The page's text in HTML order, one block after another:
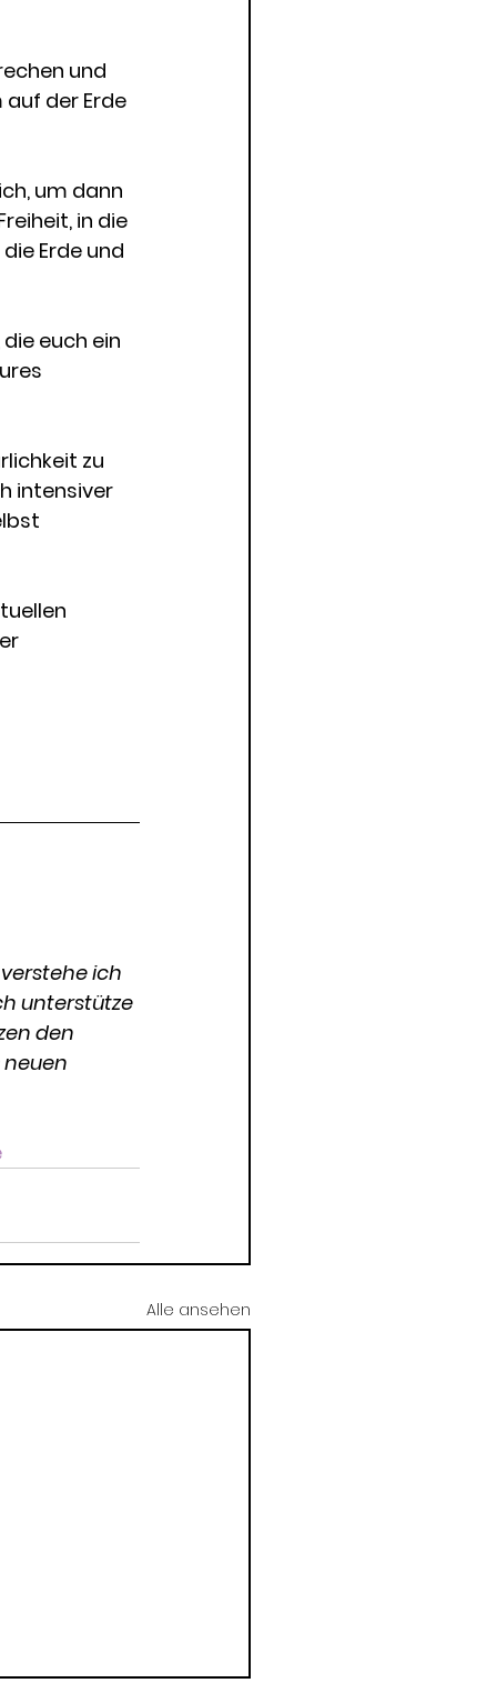
und
der Erde
um dann
in die
Erde und
euch ein
zu
intensiver
ich
unterstütze
den
neuen
Alle ansehen